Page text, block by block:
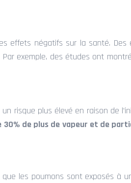
effets négatifs sur la santé.
exemple, des études ont
risque plus élevé en raison de
30% de plus de vapeur et de
les poumons sont exposés à